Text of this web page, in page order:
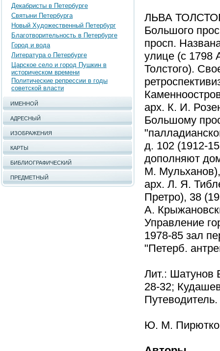
Декабристы в Петербурге
Святыни Петербурга
Новый Художественный Петербург
Благотворительность в Петербурге
Город и вода
Литература о Петербурге
Царское село и город Пушкин в
историческом времени
Политические репрессии в годы
советской власти
ИМЕННОЙ
АДРЕСНЫЙ
ИЗОБРАЖЕНИЯ
КАРТЫ
БИБЛИОГРАФИЧЕСКИЙ
ПРЕДМЕТНЫЙ
ЛЬВА
Большого
просп.
улице (с 1798
Толстого).
арх. К. И.
Большому
д. 102 (1912-
дополняют
М.
арх. Л. Я.
Претро), 38
А.
Управление
1978-85 зал
"Петерб.
Лит.: Шатунов
28-32;
Ю. М.